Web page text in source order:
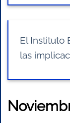
El Instituto
las